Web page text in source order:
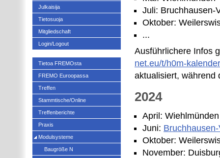
Juli: Bruchhausen-
Oktober:
...
Ausführlichere Infos
net.eu/t/h0m-
aktualisiert, während
2024
April: Wiehlmünden
Juni:
Oktober:
November:
Julkaisija
Tietosuoja
Mitgliedschaft
Login/Logout
Tietoa FREMOsta
FREMO Euroopassa
Treffen
Stammtische/Online
Treffenberichte
Praxis
Modulsysteme
Baugröße N